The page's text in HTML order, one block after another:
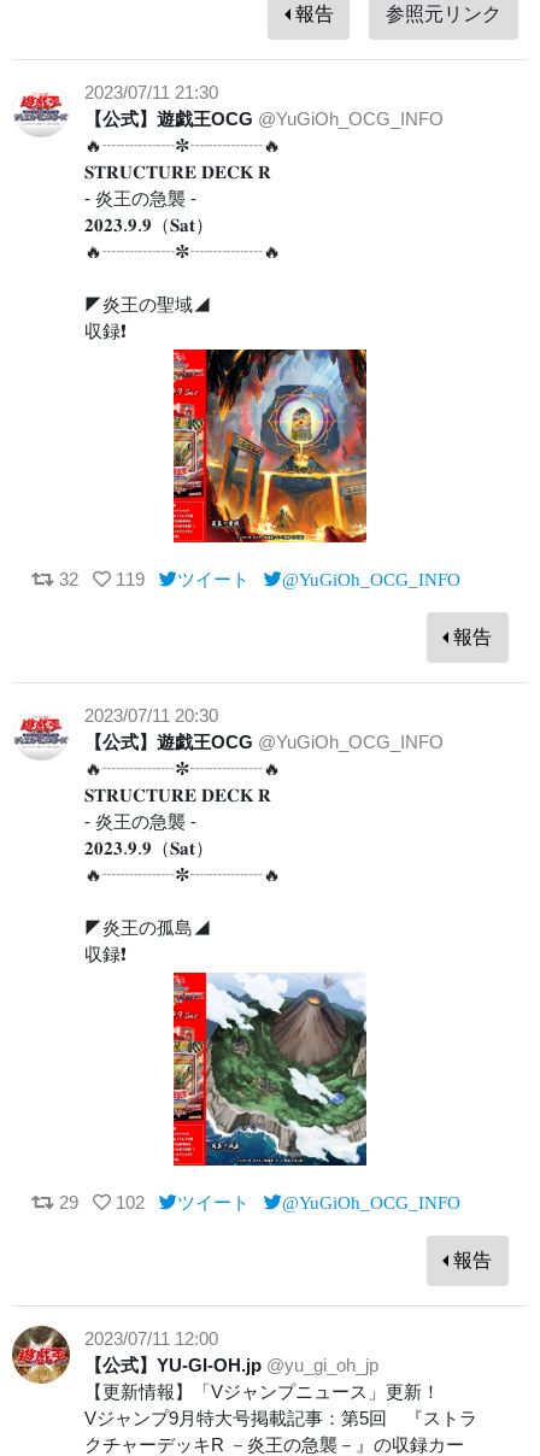
報告 参照元リンク
2023/07/11 21:30
【公式】遊戯王OCG @YuGiOh_OCG_INFO
🔥┈┈┈┈✼┈┈┈┈🔥
𝐒𝐓𝐑𝐔𝐂𝐓𝐔𝐑𝐄 𝐃𝐄𝐂𝐊 𝐑
- 炎王の急襲 -
𝟐𝟎𝟐𝟑.𝟗.𝟗（𝐒𝐚𝐭）
🔥┈┈┈┈✼┈┈┈┈🔥
◤炎王の聖域◢
収録❗️
32 119 ツイート @YuGiOh_OCG_INFO
報告
2023/07/11 20:30
【公式】遊戯王OCG @YuGiOh_OCG_INFO
🔥┈┈┈┈✼┈┈┈┈🔥
𝐒𝐓𝐑𝐔𝐂𝐓𝐔𝐑𝐄 𝐃𝐄𝐂𝐊 𝐑
- 炎王の急襲 -
𝟐𝟎𝟐𝟑.𝟗.𝟗（𝐒𝐚𝐭）
🔥┈┈┈┈✼┈┈┈┈🔥
◤炎王の孤島◢
収録❗️
29 102 ツイート @YuGiOh_OCG_INFO
報告
2023/07/11 12:00
【公式】YU-GI-OH.jp @yu_gi_oh_jp
【更新情報】「Vジャンプニュース」更新！
Vジャンプ9月特大号掲載記事：第5回 『ストラ
クチャーデッキR －炎王の急襲－』の収録カー